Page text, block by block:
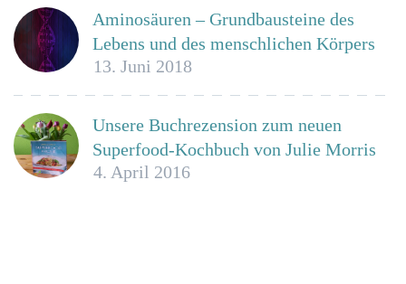
Aminosäuren – Grundbausteine des
Lebens und des menschlichen Körpers
13. Juni 2018
Unsere Buchrezension zum neuen
Superfood-Kochbuch von Julie Morris
4. April 2016